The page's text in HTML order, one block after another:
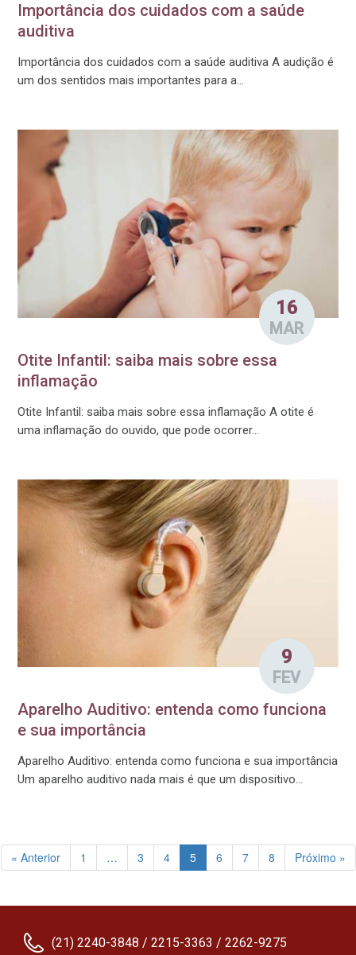
Importância dos cuidados com a saúde
auditiva
Importância dos cuidados com a saúde auditiva A audição é
um dos sentidos mais importantes para a...
16
MAR
Otite Infantil: saiba mais sobre essa
inflamação
Otite Infantil: saiba mais sobre essa inflamação A otite é
uma inflamação do ouvido, que pode ocorrer...
9
FEV
Aparelho Auditivo: entenda como funciona
e sua importância
Aparelho Auditivo: entenda como funciona e sua importância
Um aparelho auditivo nada mais é que um dispositivo...
« Anterior 1 … 3 4 5 6 7 8 Próximo »
(21) 2240-3848 / 2215-3363 / 2262-9275